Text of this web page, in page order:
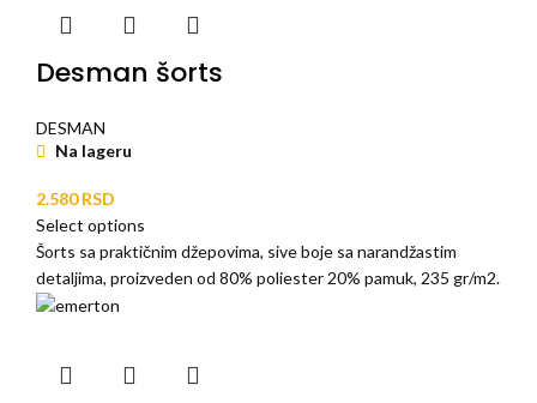
Desman šorts
DESMAN
Na lageru
2.580RSD
Select options
Šorts sa praktičnim džepovima, sive boje sa narandžastim
detaljima, proizveden od 80% poliester 20% pamuk, 235 gr/m2.